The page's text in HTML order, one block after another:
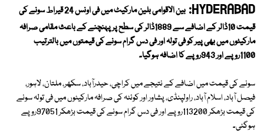
HYDERABAD:
بین الاقوامی بلین مارکیٹ میں فی اونس 24 قیراط سونے کی
قیمت 10ڈالر کے اضافے سے 1889ڈالر کی سطح پرپہنچنے کے باعث مقامی صرافہ
مارکیٹوں میں بھی پیر کو فی تولہ اور فی دس گرام سونے کی قیمتوں میں بالترتیب
1100روپے اور 943روپے کا اضافہ ہوگیا۔
سونے کی قیمت میں اضافے کے نتیجے میں کراچی، حیدرآباد، سکھر، ملتان، لاہور،
فیصل آباد، اسلام آباد، راولپنڈی، پشاور اور کوئٹہ کی صرافہ مارکیٹوں میں فی تولہ سونے
کی قیمت بڑھکر 113200روپے اور فی دس گرام سونے کی قیمت بڑھکر 97051روپے
ہوگئی۔